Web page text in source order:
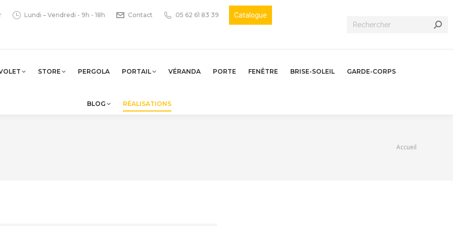
Lundi – Vendredi - 9h - 18h Contact 05 62 61 83 39 Catalogue
Recherche
STORE PERGOLA PORTAIL VÉRANDA PORTE FENÊTRE BRISE-SOLEIL GARDE-CORPS
BLOG RÉALISATIONS
Vous êtes ici :
Accueil